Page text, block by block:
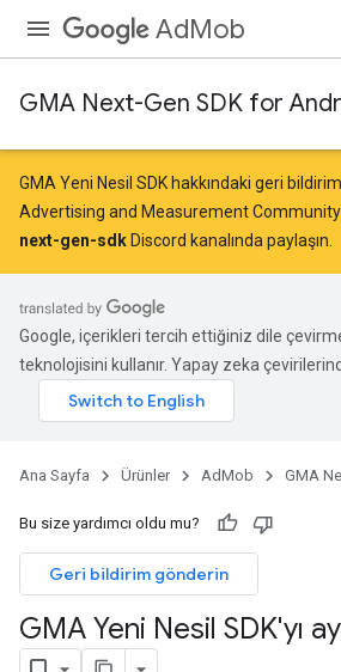
AdMob
GMA Next-Gen SDK for
GMA Yeni Nesil SDK hakkındaki geri
Advertising and Measurement
next-gen-sdk Discord kanalında paylaşın.
Google, içerikleri tercih ettiğiniz dile
teknolojisini kullanır. Yapay zeka
Ana Sayfa Ürünler AdMob GMA
Bu size yardımcı oldu mu?
Geri bildirim gönderin
GMA Yeni Nesil SDK'yı